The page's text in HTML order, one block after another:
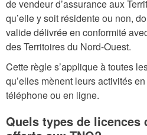
de vendeur d’assurance aux
qu’elle y soit résidente ou non,
valide délivrée en conformité
des Territoires du Nord-Ouest.
Cette règle s’applique à toutes
qu’elles mènent leurs activités
téléphone ou en ligne.
Quels types de licences